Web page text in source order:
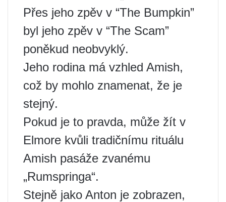
Přes jeho zpěv v “The Bumpkin”
byl jeho zpěv v “The Scam”
poněkud neobvyklý.
Jeho rodina má vzhled Amish,
což by mohlo znamenat, že je
stejný.
Pokud je to pravda, může žít v
Elmore kvůli tradičnímu rituálu
Amish pasáže zvanému
„Rumspringa“.
Stejně jako Anton je zobrazen,